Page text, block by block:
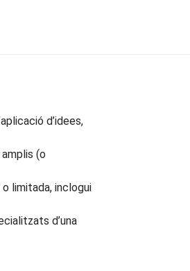
d’idees,
(o
limitada, inclogui
d’una